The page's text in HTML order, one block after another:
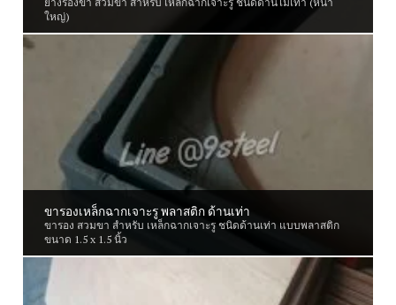
ใหญ่)
ขารองเหล็กฉากเจาะรู พลาสติก ด้านเท่า
ขารอง สวมขา สำหรับ เหล็กฉากเจาะรู ชนิดด้านเท่า แบบพลาสติก
ขนาด 1.5 x 1.5 นิ้ว